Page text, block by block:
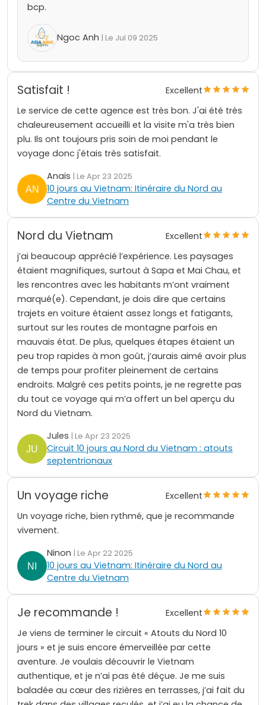
bcp.
Ngoc Anh | Le Jul 09 2025
Satisfait !
Excellent
Le service de cette agence est très bon. J'ai été très
chaleureusement accueilli et la visite m'a très bien
plu. Ils ont toujours pris soin de moi pendant le
voyage donc j'étais très satisfait.
Anais | Le Apr 23 2025
10 jours au Vietnam: Itinéraire du Nord au
Centre du Vietnam
Nord du Vietnam
Excellent
j’ai beaucoup apprécié l’expérience. Les paysages
étaient magnifiques, surtout à Sapa et Mai Chau, et
les rencontres avec les habitants m’ont vraiment
marqué(e). Cependant, je dois dire que certains
trajets en voiture étaient assez longs et fatigants,
surtout sur les routes de montagne parfois en
mauvais état. De plus, quelques étapes étaient un
peu trop rapides à mon goût, j’aurais aimé avoir plus
de temps pour profiter pleinement de certains
endroits. Malgré ces petits points, je ne regrette pas
du tout ce voyage qui m’a offert un bel aperçu du
Nord du Vietnam.
Jules | Le Apr 23 2025
Circuit 10 jours au Nord du Vietnam : atouts
septentrionaux
Un voyage riche
Excellent
Un voyage riche, bien rythmé, que je recommande
vivement.
Ninon | Le Apr 22 2025
10 jours au Vietnam: Itinéraire du Nord au
Centre du Vietnam
Je recommande !
Excellent
Je viens de terminer le circuit « Atouts du Nord 10
jours » et je suis encore émerveillée par cette
aventure. Je voulais découvrir le Vietnam
authentique, et je n’ai pas été déçue. Je me suis
baladée au cœur des rizières en terrasses, j’ai fait du